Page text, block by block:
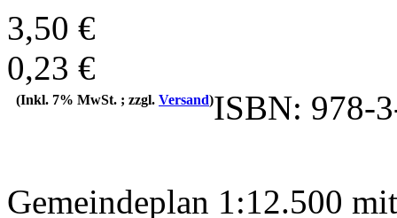
3,50 €
0,23 €
(Inkl. 7% MwSt. ; zzgl. Versand)ISBN: 978-
Gemeindeplan 1:12.500